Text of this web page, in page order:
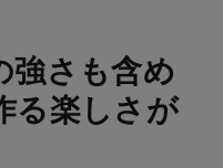
強さも含め
る楽しさが